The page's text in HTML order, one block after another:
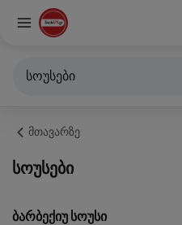
სოუსები
მთავარზე
სოუსები
ბარბექიუ სოუსი